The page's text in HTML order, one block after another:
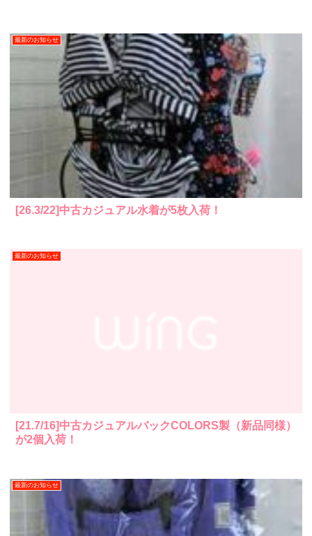
最新のお知らせ
[26.3/22]中古カジュアル水着が5枚入荷！
最新のお知らせ
[21.7/16]中古カジュアルバックCOLORS製（新品同様）
が2個入荷！
最新のお知らせ